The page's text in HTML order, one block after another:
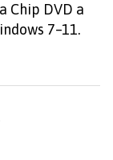
Chip DVD a
7–11.